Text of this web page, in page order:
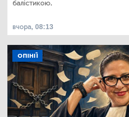
балістикою.
вчора, 08:13
ОПІНІЇ